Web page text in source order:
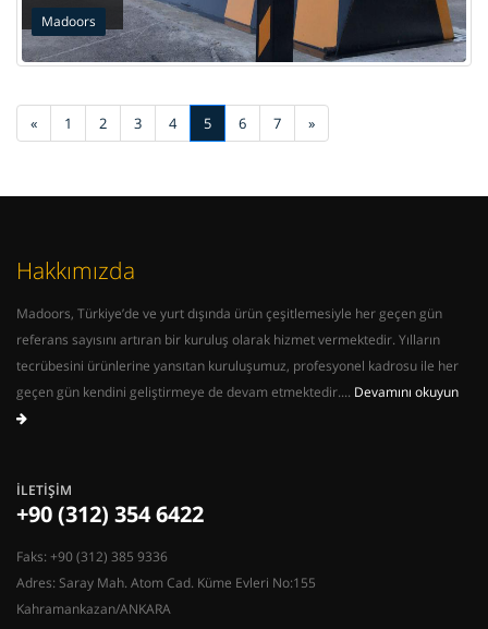
Madoors
« 1 2 3 4 5 6 7 »
Hakkımızda
Madoors, Türkiye’de ve yurt dışında ürün çeşitlemesiyle her geçen gün
referans sayısını artıran bir kuruluş olarak hizmet vermektedir. Yılların
tecrübesini ürünlerine yansıtan kuruluşumuz, profesyonel kadrosu ile her
geçen gün kendini geliştirmeye de devam etmektedir.... Devamını okuyun
İLETIŞIM
+90 (312) 354 6422
Faks: +90 (312) 385 9336
Adres: Saray Mah. Atom Cad. Küme Evleri No:155
Kahramankazan/ANKARA